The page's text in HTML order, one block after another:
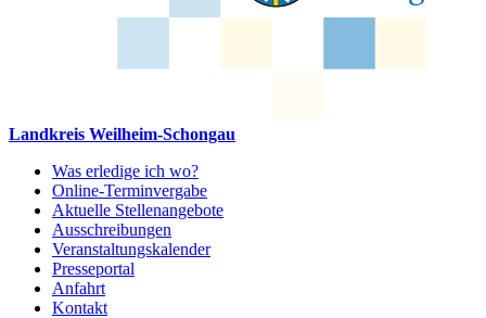
Landkreis Weilheim-Schongau
Was erledige ich wo?
Online-Terminvergabe
Aktuelle Stellenangebote
Ausschreibungen
Veranstaltungskalender
Presseportal
Anfahrt
Kontakt